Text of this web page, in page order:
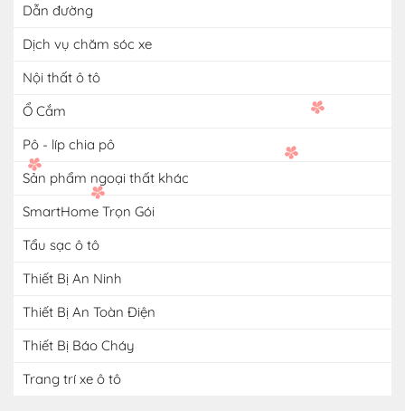
Dẫn đường
Dịch vụ chăm sóc xe
Nội thất ô tô
Ổ Cắm
Pô - líp chia pô
Sản phẩm ngoại thất khác
SmartHome Trọn Gói
Tẩu sạc ô tô
Thiết Bị An Ninh
Thiết Bị An Toàn Điện
Thiết Bị Báo Cháy
Trang trí xe ô tô